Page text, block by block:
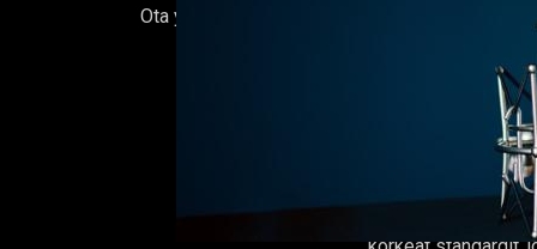
Ota yhteyttä
vuoden hiljaiselon
kunnostetussa
helmikuussa 2015,
Oluet
ja jokaisen erän on